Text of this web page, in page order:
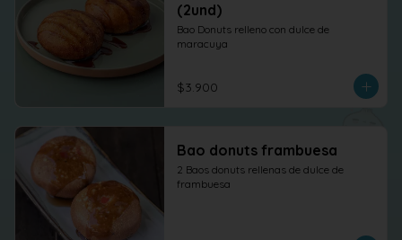
(2und)
Bao Donuts relleno con dulce de
maracuya
$3.900
Bao donuts frambuesa
2 Baos donuts rellenas de dulce de
frambuesa